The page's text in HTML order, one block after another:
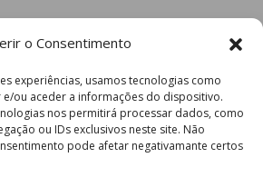
o Consentimento
experiências, usamos tecnologias como
ou aceder a informações do dispositivo.
nos permitirá processar dados, como
ou IDs exclusivos neste site. Não
pode afetar negativamante certos